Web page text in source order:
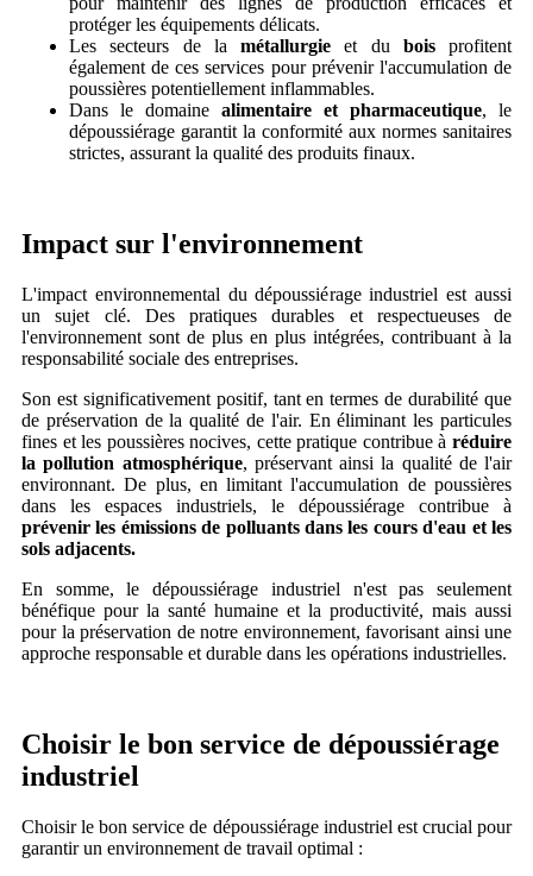
protéger les équipements délicats.
Les secteurs de la métallurgieet du boisprofitent
également de ces services pour prévenir l'accumulation de
poussières potentiellement inflammables.
Dans le domaine alimentaire et pharmaceutique, le
dépoussiérage garantit la conformité aux normes sanitaires
strictes, assurant la qualité des produits finaux.
Impact sur l'environnement
L'impact environnemental du dépoussiérage industriel est aussi
un sujet clé. Des pratiques durables et respectueuses de
l'environnement sont de plus en plus intégrées, contribuant à la
responsabilité sociale des entreprises.
Son est significativement positif, tant en termes de durabilité que
de préservation de la qualité de l'air. En éliminant les particules
fines et les poussières nocives, cette pratique contribue à réduire
la pollution atmosphérique, préservant ainsi la qualité de l'air
environnant. De plus, en limitant l'accumulation de poussières
dans les espaces industriels, le dépoussiérage contribue à
prévenir les émissions de polluants dans les cours d'eau et les
sols adjacents.
En somme, le dépoussiérage industriel n'est pas seulement
bénéfique pour la santé humaine et la productivité, mais aussi
pour la préservation de notre environnement, favorisant ainsi une
approche responsable et durable dans les opérations industrielles.
Choisir le bon service de dépoussiérage
industriel
Choisir le bon service de dépoussiérage industriel est crucial pour
garantir un environnement de travail optimal :